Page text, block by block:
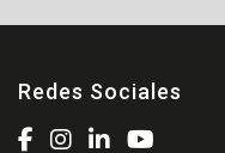
Redes Sociales